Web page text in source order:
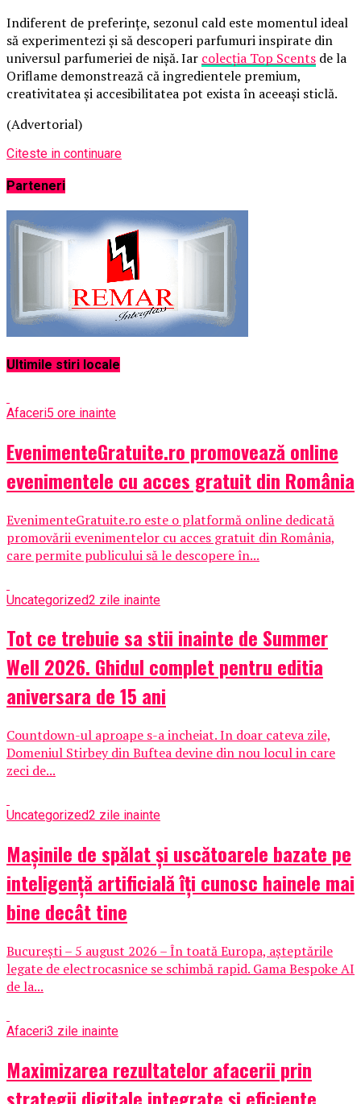
Indiferent de preferințe, sezonul cald este momentul ideal
să experimentezi și să descoperi parfumuri inspirate din
universul parfumeriei de nișă. Iar colecția Top Scents de la
Oriflame demonstrează că ingredientele premium,
creativitatea și accesibilitatea pot exista în aceeași sticlă.
(Advertorial)
Citeste in continuare
Parteneri
Ultimile stiri locale
Afaceri5 ore inainte
EvenimenteGratuite.ro promovează online
evenimentele cu acces gratuit din România
EvenimenteGratuite.ro este o platformă online dedicată
promovării evenimentelor cu acces gratuit din România,
care permite publicului să le descopere în...
Uncategorized2 zile inainte
Tot ce trebuie sa stii inainte de Summer
Well 2026. Ghidul complet pentru editia
aniversara de 15 ani
Countdown-ul aproape s-a incheiat. In doar cateva zile,
Domeniul Stirbey din Buftea devine din nou locul in care
zeci de...
Uncategorized2 zile inainte
Mașinile de spălat și uscătoarele bazate pe
inteligență artificială îți cunosc hainele mai
bine decât tine
București – 5 august 2026 – În toată Europa, așteptările
legate de electrocasnice se schimbă rapid. Gama Bespoke AI
de la...
Afaceri3 zile inainte
Maximizarea rezultatelor afacerii prin